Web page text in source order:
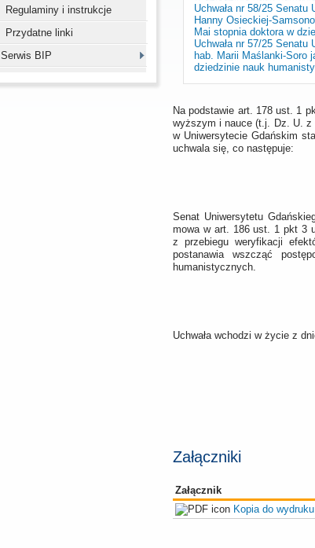
Regulaminy i instrukcje
Przydatne linki
Serwis BIP
Uchwała nr 58/25
Hanny Osieckiej-
Mai stopnia doktora w
Uchwała nr 57/25
hab. Marii Maślanki-Soro
dziedzinie nauk
Na podstawie art. 178 ust. 1
wyższym i nauce (t.j. Dz. U. z
w Uniwersytecie Gdańskim
uchwala się, co następuje:
Senat Uniwersytetu
mowa w art. 186 ust. 1 pkt 3
z przebiegu weryfikacji
postanawia wszcząć
humanistycznych.
Uchwała wchodzi w życie z
Załączniki
Załącznik
Kopia do wydruku